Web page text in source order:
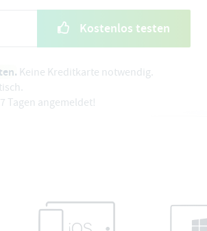
Kostenlos testen
Keine Kreditkarte notwendig.
Tagen angemeldet!